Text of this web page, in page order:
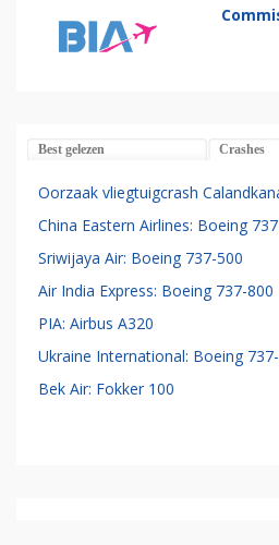
Best gelezen Crashes
Oorzaak vliegtuigcrash
China Eastern Airlines: Boeing
Sriwijaya Air: Boeing 737-500
Air India Express: Boeing 737-800
PIA: Airbus A320
Ukraine International: Boeing
Bek Air: Fokker 100